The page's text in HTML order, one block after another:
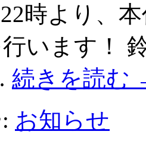
時より、
います！
続きを読む
お知らせ